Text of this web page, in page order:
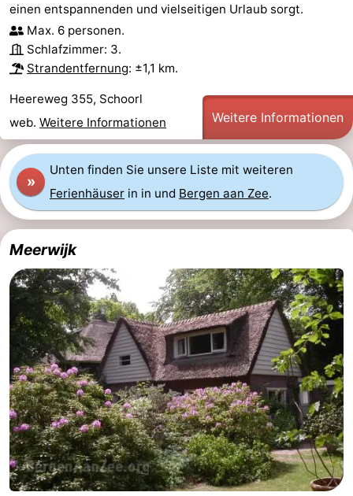
einen entspannenden und vielseitigen Urlaub sorgt.
Max. 6 personen.
Schlafzimmer: 3.
Strandentfernung: ±1,1 km.
Heereweg 355, Schoorl
web. Weitere Informationen Weitere Informationen
»
Unten finden Sie unsere Liste mit weiteren
Ferienhäuser in in und Bergen aan Zee.
Meerwijk